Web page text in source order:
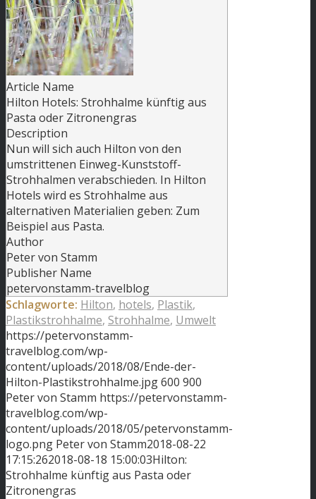
Article Name
Hilton Hotels: Strohhalme künftig aus
Pasta oder Zitronengras
Description
Nun will sich auch Hilton von den
umstrittenen Einweg-Kunststoff-
Strohhalmen verabschieden. In Hilton
Hotels wird es Strohhalme aus
alternativen Materialien geben: Zum
Beispiel aus Pasta.
Author
Peter von Stamm
Publisher Name
petervonstamm-travelblog
Schlagworte: Hilton, hotels, Plastik,
Plastikstrohhalme, Strohhalme, Umwelt
https://petervonstamm-
travelblog.com/wp-
content/uploads/2018/08/Ende-der-
Hilton-Plastikstrohhalme.jpg600 900
Peter von Stamm https://petervonstamm-
travelblog.com/wp-
content/uploads/2018/05/petervonstamm-
logo.png Peter von Stamm2018-08-22
17:15:262018-08-18 15:00:03Hilton:
Strohhalme künftig aus Pasta oder
Zitronengras